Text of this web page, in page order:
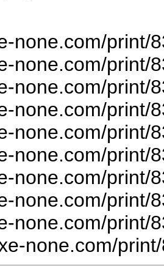
none.com/print/
none.com/print/
none.com/print/
none.com/print/
none.com/print/
none.com/print/
none.com/print/
none.com/print/
none.com/print/
none.com/